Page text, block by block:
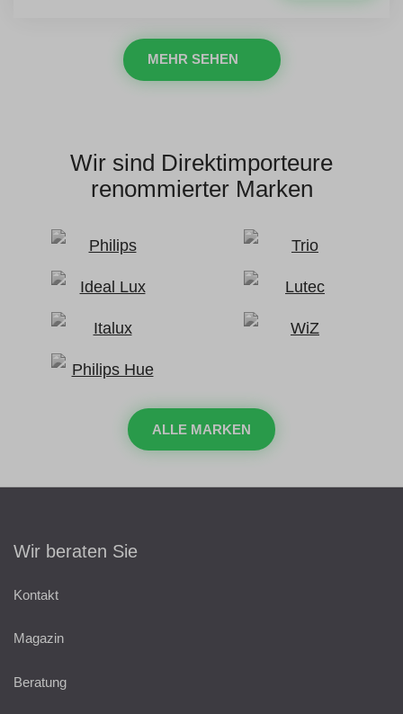
MEHR SEHEN
Wir sind Direktimporteure
renommierter Marken
ALLE MARKEN
Wir beraten Sie
Kontakt
Magazin
Beratung